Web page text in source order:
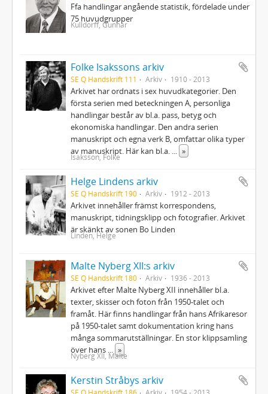
Ffa handlingar angående statistik, fördelade under
75 huvudgrupper
Kulldorff, Gunnar
Folke Isakssons arkiv
SE Q Handskrift 111 Arkiv 1910 - 2013
Arkivet har ordnats i sex huvudkategorier. Den
första serien med beteckningen A, personliga
handlingar består av bl.a. pass, betyg och
ekonomiska handlingar. Den andra serien
manuskript och egna verk B, omfattar olika typer
av manuskript. Här kan bl.a.
»
Isaksson, Folke
Helge Lindens arkiv
SE Q Handskrift 190 Arkiv 1912 - 2013
Arkivet innehåller främst korrespondens,
manuskript, tidningsklipp och fotografier. Arkivet
är skänkt av sonen Bo Linden
Linden, Helge
Malte Nyberg XII:s arkiv
SE Q Handskrift 180 Arkiv 1936 - 2013
Arkivet efter Malte Nyberg XII innehåller bl.a.
texter, skisser och foton från 1950-talet och
framåt. Här finns handlingar från hans Afrikaresor
på 1950-talet samt dokumentation kring hans
många sommarutställningar. En stor klippsamling
över hans
»
Nyberg XII, Malte
Kerstin Stråbys arkiv
SE Q Handskrift 186 Arkiv 1954 - 2013